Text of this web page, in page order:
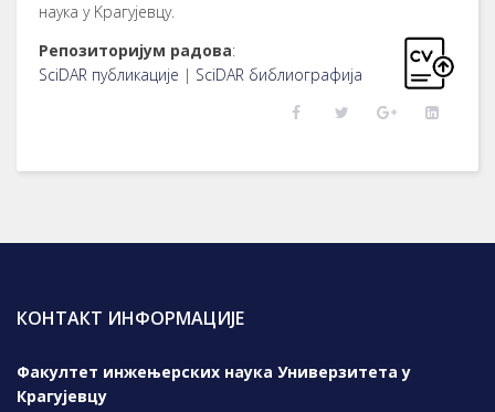
наука у Kрагујевцу.
Репозиторијум радова:
SciDAR публикације | SciDAR библиографија
КОНТАКТ ИНФОРМАЦИЈЕ
Факултет инжењерских наука Универзитета у
Крагујевцу